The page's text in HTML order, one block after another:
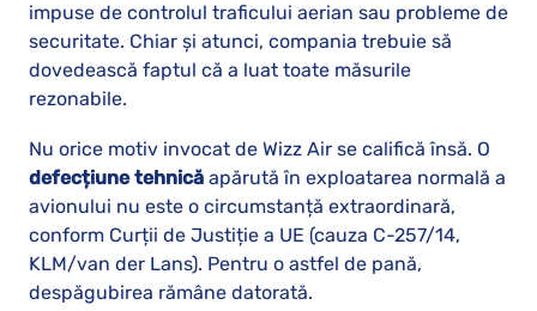
impuse de controlul traficului aerian sau probleme de
securitate. Chiar și atunci, compania trebuie să
dovedească faptul că a luat toate măsurile
rezonabile.
Nu orice motiv invocat de Wizz Air se califică însă. O
defecțiune tehnică apărută în exploatarea normală a
avionului nu este o circumstanță extraordinară,
conform Curții de Justiție a UE (cauza C-257/14,
KLM/van der Lans). Pentru o astfel de pană,
despăgubirea rămâne datorată.